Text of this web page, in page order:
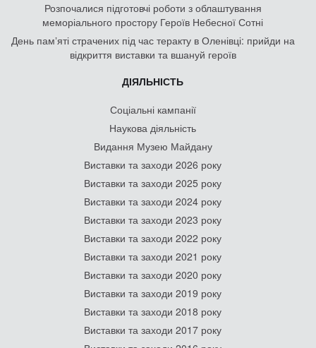
Розпочалися підготовчі роботи з облаштування
меморіального простору Героїв Небесної Сотні
День памʼяті страчених під час теракту в Оленівці: прийди на
відкриття виставки та вшануй героїв
ДІЯЛЬНІСТЬ
Соціальні кампанії
Наукова діяльність
Видання Музею Майдану
Виставки та заходи 2026 року
Виставки та заходи 2025 року
Виставки та заходи 2024 року
Виставки та заходи 2023 року
Виставки та заходи 2022 року
Виставки та заходи 2021 року
Виставки та заходи 2020 року
Виставки та заходи 2019 року
Виставки та заходи 2018 року
Виставки та заходи 2017 року